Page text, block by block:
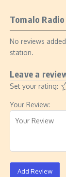
Tomalo
No reviews
station.
Leave a
Set your rating:
Your Review:
Add Review